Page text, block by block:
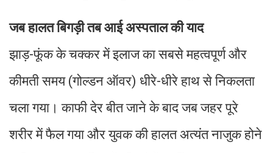
जब हालत बिगड़ी तब आई अस्पताल की याद
झाड़-फूंक के चक्कर में इलाज का सबसे महत्वपूर्ण और
कीमती समय (गोल्डन ऑवर) धीरे-धीरे हाथ से निकलता
चला गया। काफी देर बीत जाने के बाद जब जहर पूरे
शरीर में फैल गया और युवक की हालत अत्यंत नाजुक होने